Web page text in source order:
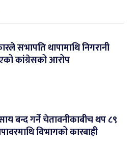
सभापति थापामाथि निगरानी
कांग्रेसको आरोप
बन्द गर्ने चेतावनीकाबीच थप ८९
विभागको कारबाही